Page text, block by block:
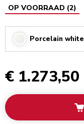
OP VOORRAAD (2)
Porcelain white
€ 1.273,50